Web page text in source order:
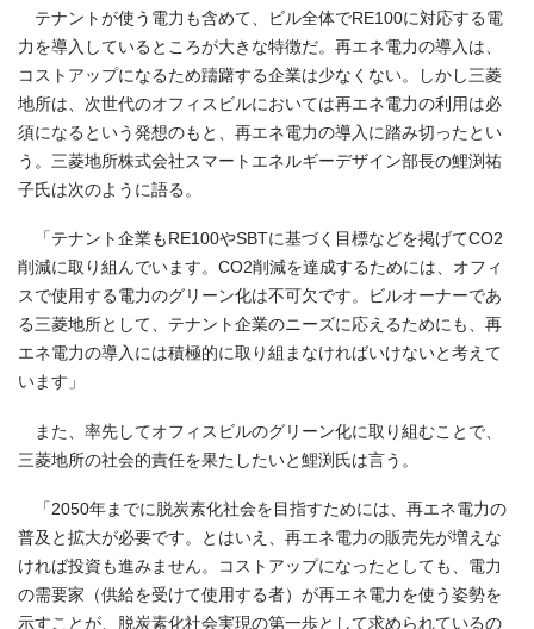
テナントが使う電力も含めて、ビル全体でRE100に対応する電
力を導入しているところが大きな特徴だ。再エネ電力の導入は、
コストアップになるため躊躇する企業は少なくない。しかし三菱
地所は、次世代のオフィスビルにおいては再エネ電力の利用は必
須になるという発想のもと、再エネ電力の導入に踏み切ったとい
う。三菱地所株式会社スマートエネルギーデザイン部長の鯉渕祐
子氏は次のように語る。
「テナント企業もRE100やSBTに基づく目標などを掲げてCO2
削減に取り組んでいます。 CO2削減を達成するためには、オフィ
スで使用する電力のグリーン化は不可欠です。ビルオーナーであ
る三菱地所として、テナント企業のニーズに応えるためにも、再
エネ電力の導入には積極的に取り組まなければいけないと考えて
います」
また、率先してオフィスビルのグリーン化に取り組むことで、
三菱地所の社会的責任を果たしたいと鯉渕氏は言う。
「2050年までに脱炭素化社会を目指すためには、再エネ電力の
普及と拡大が必要です。とはいえ、再エネ電力の販売先が増えな
ければ投資も進みません。コストアップになったとしても、電力
の需要家（供給を受けて使用する者）が再エネ電力を使う姿勢を
示すことが、脱炭素化社会実現の第一歩として求められているの